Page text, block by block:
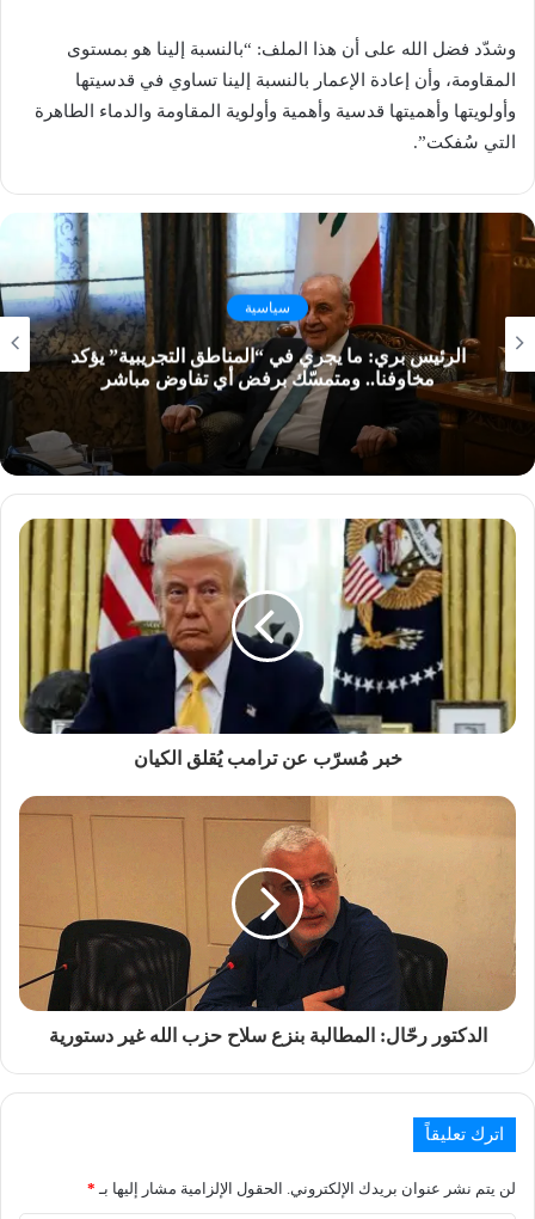
وشدّد فضل الله على أن هذا الملف: “بالنسبة إلينا هو بمستوى
المقاومة، وأن إعادة الإعمار بالنسبة إلينا ‏تساوي في قدسيتها
وأولويتها وأهميتها قدسية وأهمية وأولوية المقاومة والدماء الطاهرة
التي سُفكت”.
سياسية
الرئيس بري: ما يجري في “المناطق التجريبية” يؤكد
مخاوفنا.. ومتمسّك برفض أي تفاوض مباشر
خبر مُسرّب عن ترامب يُقلق الكيان
الدكتور رحّال: المطالبة بنزع سلاح حزب الله غير دستورية
اترك تعليقاً
لن يتم نشر عنوان بريدك الإلكتروني. الحقول الإلزامية مشار إليها بـ *